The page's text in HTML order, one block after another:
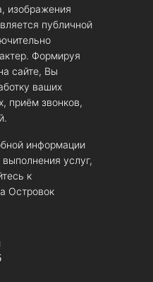
изображения
публичной
Формируя
сайте, Вы
ваших
приём звонков,
информации
услуг,
к
Островок